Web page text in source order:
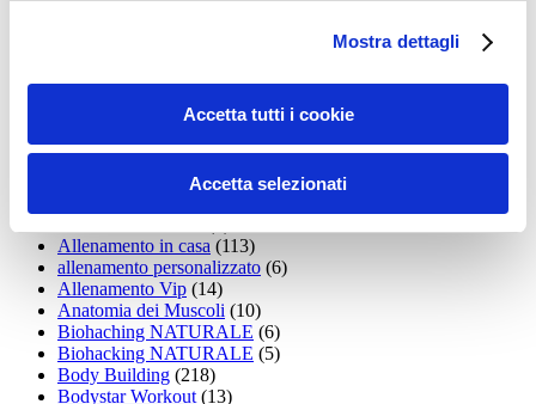
Mostra dettagli
Accetta tutti i cookie
Accetta selezionati
Allenamento aerobico(16)
Allenamento Donne(75)
Allenamento in casa (113)
allenamento personalizzato (6)
Allenamento Vip (14)
Anatomia dei Muscoli (10)
Biohaching NATURALE (6)
Biohacking NATURALE (5)
Body Building (218)
Bodystar Workout(13)